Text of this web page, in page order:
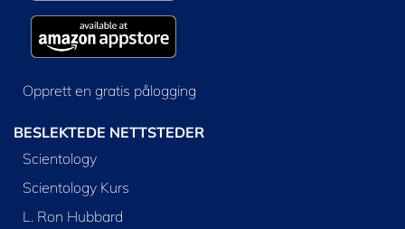
Opprett en gratis pålogging
BESLEKTEDE NETTSTEDER
Scientology
Scientology Kurs
L. Ron Hubbard